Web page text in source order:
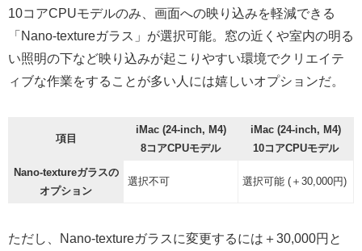
10コアCPUモデルのみ、画面への映り込みを軽減できる
「Nano-textureガラス」が選択可能。窓の近くや室内の明る
い照明の下など映り込みが起こりやすい環境でクリエイテ
ィブな作業をすることが多い人には嬉しいオプションだ。
項目
iMac (24-inch, M4)
8コアCPUモデル
iMac (24-inch, M4)
10コアCPUモデル
Nano-textureガラスの
オプション
選択不可 選択可能 (＋30,000円)
ただし、Nano-textureガラスに変更するには＋30,000円と